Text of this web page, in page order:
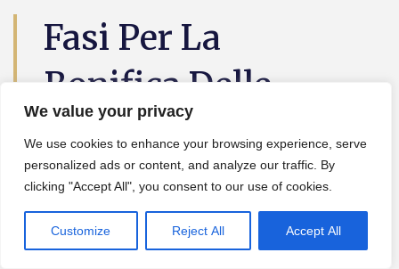
We value your privacy
We use cookies to enhance your browsing experience, serve
personalized ads or content, and analyze our traffic. By
clicking "Accept All", you consent to our use of cookies.
Customize Reject All Accept All
Fasi Per La
Bonifica Delle
Cisterne
Lefasi per la bonifica delle cisternesono:
Pulizia della cisterna: iniziare con la